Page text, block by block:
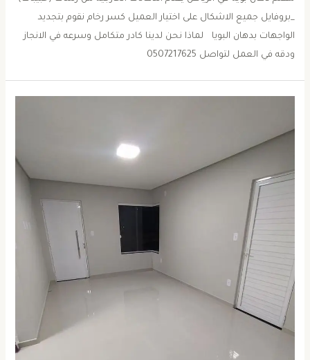
_بروفايل جميع الاشكال على اختيار العميل كسر رخام نقوم بتجديد
الواجهات بدهان البويا لماذا نحن لدينا كادر متكامل وسرعه في الانجاز
ودقه في العمل لتواصل 0507217625